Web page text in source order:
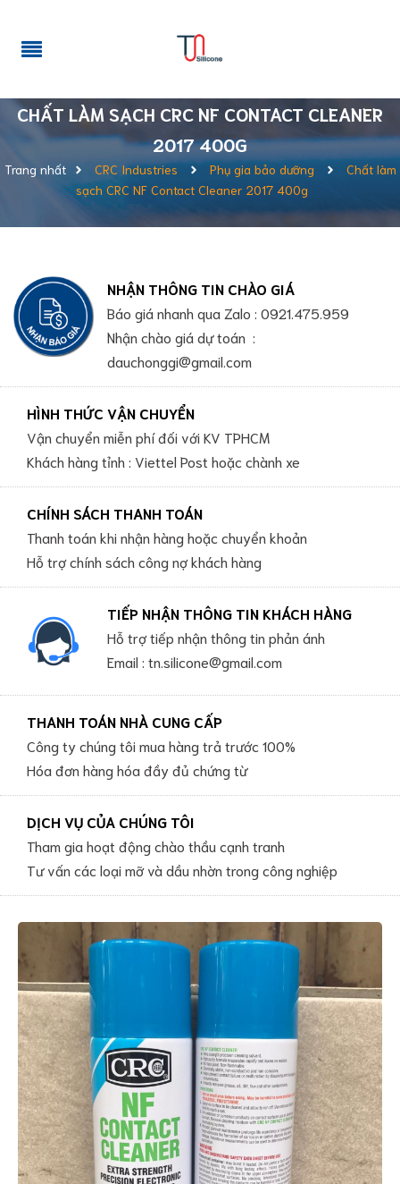
CHẤT LÀM SẠCH CRC NF CONTACT CLEANER
2017 400G
Trang nhất CRC Industries Phụ gia bảo dưỡng
Chất làm
sạch CRC NF Contact Cleaner 2017 400g
NHẬN THÔNG TIN CHÀO GIÁ
Báo giá nhanh qua Zalo : 0921.475.959
Nhận chào giá dự toán :
dauchonggi@gmail.com
HÌNH THỨC VẬN CHUYỂN
Vận chuyển miễn phí đối với KV TPHCM
Khách hàng tỉnh : Viettel Post hoặc chành xe
CHÍNH SÁCH THANH TOÁN
Thanh toán khi nhận hàng hoặc chuyển khoản
Hỗ trợ chính sách công nợ khách hàng
TIẾP NHẬN THÔNG TIN KHÁCH HÀNG
Hỗ trợ tiếp nhận thông tin phản ánh
Email : tn.silicone@gmail.com
THANH TOÁN NHÀ CUNG CẤP
Công ty chúng tôi mua hàng trả trước 100%
Hóa đơn hàng hóa đầy đủ chứng từ
DỊCH VỤ CỦA CHÚNG TÔI
Tham gia hoạt động chào thầu cạnh tranh
Tư vấn các loại mỡ và dầu nhờn trong công nghiệp